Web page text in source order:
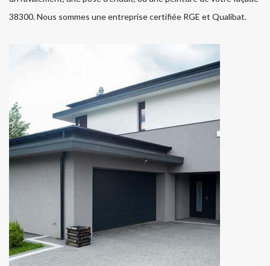
38300. Nous sommes une entreprise certifiée RGE et Qualibat.